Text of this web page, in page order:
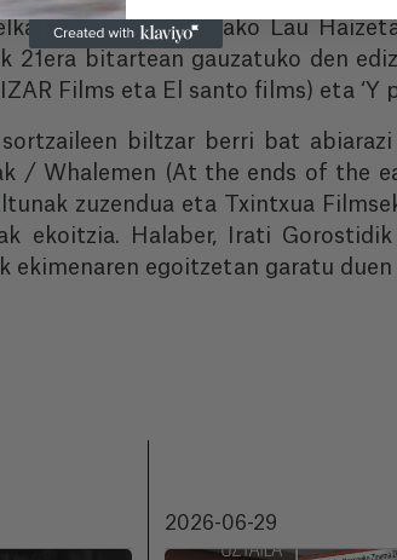
antolatutako Lau
bitartean gauzatuko den
Films eta El santo films) eta
biltzar berri bat
/ Whalemen (At the ends of the
zuzendua eta Txintxua
ekoitzia. Halaber, Irati Gorostidik
ekimenaren egoitzetan garatu duen
2026-06-29